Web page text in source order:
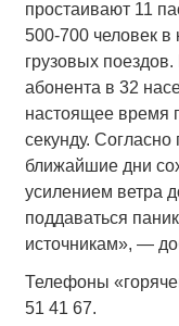
простаивают 11
500-700 человек
грузовых
абонента в 32
настоящее время
секунду.
ближайшие дни
усилением ветра
поддаваться
источникам», —
Телефоны
51 41 67.